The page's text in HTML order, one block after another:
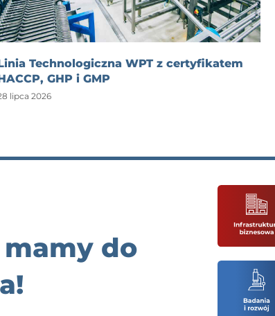
Technologiczna WPT z certyfikatem
GHP i GMP
lipca 2026
do